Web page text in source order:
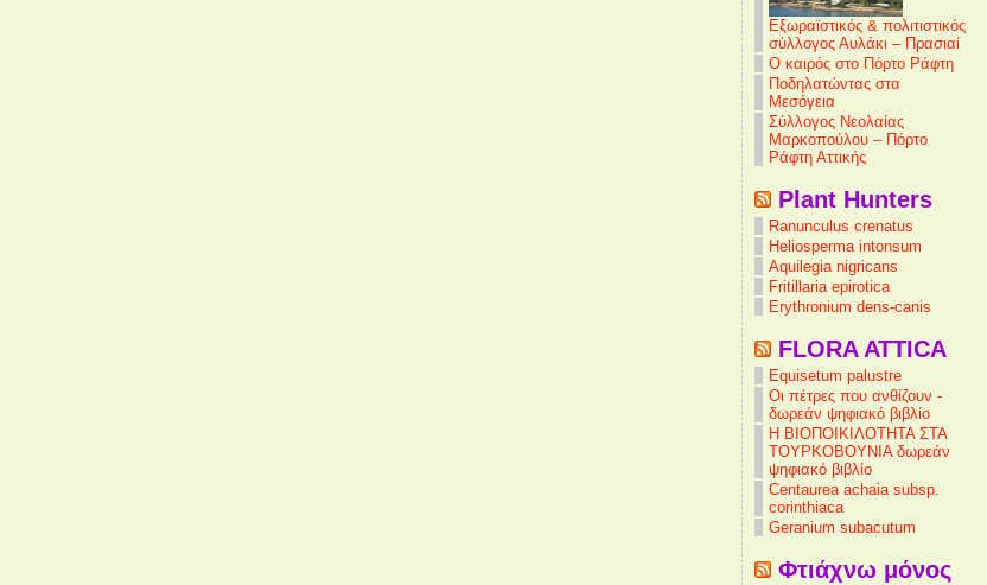
Εξωραϊστικός & πολιτιστικός
σύλλογος Αυλάκι – Πρασιαί
Ο καιρός στο Πόρτο Ράφτη
Ποδηλατώντας στα
Μεσόγεια
Σύλλογος Νεολαίας
Μαρκοπούλου – Πόρτο
Ράφτη Αττικής
Plant Hunters
Ranunculus crenatus
Heliosperma intonsum
Aquilegia nigricans
Fritillaria epirotica
Erythronium dens-canis
FLORA ATTICA
Equisetum palustre
Οι πέτρες που ανθίζουν -
δωρεάν ψηφιακό βιβλίο
Η ΒΙΟΠΟΙΚΙΛΟΤΗΤΑ ΣΤΑ
ΤΟΥΡΚΟΒΟΥΝΙΑ δωρεάν
ψηφιακό βιβλίο
Centaurea achaia subsp.
corinthiaca
Geranium subacutum
Φτιάχνω μόνος